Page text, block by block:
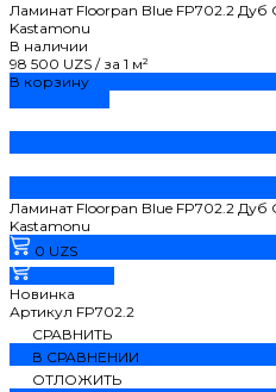
Ламинат Floorpan Blue FP702.2 Дуб
Kastamonu
В наличии
98 500 UZS / за 1 м²
В корзину
Ламинат Floorpan Blue FP702.2 Дуб
Kastamonu
0 UZS
Новинка
Артикул FP702.2
СРАВНИТЬ
В СРАВНЕНИИ
ОТЛОЖИТЬ